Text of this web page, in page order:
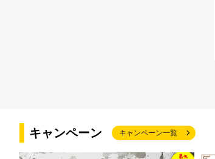
キャンペーン キャンペーン一覧